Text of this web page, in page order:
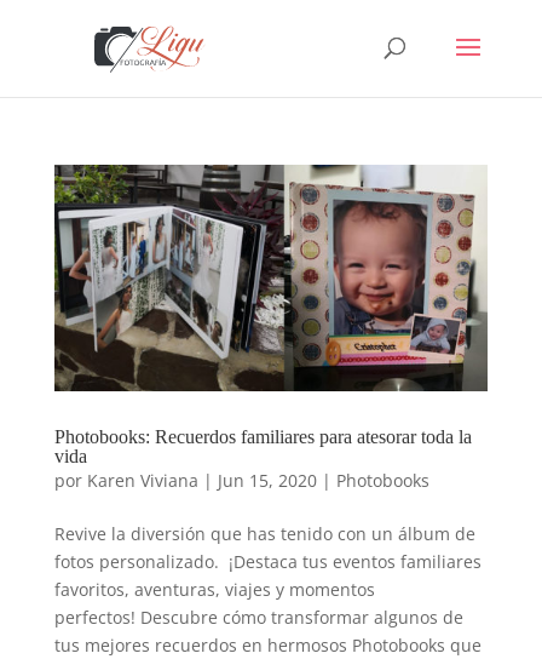
Photobooks: Recuerdos familiares para atesorar toda la
vida
por Karen Viviana | Jun 15, 2020| Photobooks
Revive la diversión que has tenido con un álbum de
fotos personalizado. ¡Destaca tus eventos familiares
favoritos, aventuras, viajes y momentos
perfectos! Descubre cómo transformar algunos de
tus mejores recuerdos en hermosos Photobooks que